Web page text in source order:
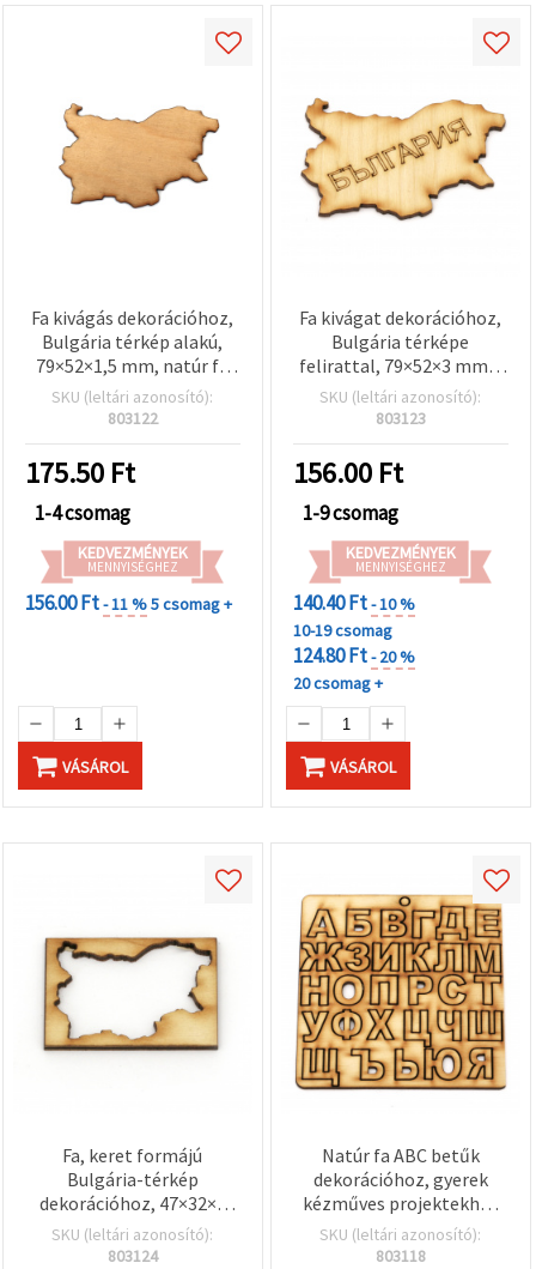
Fa kivágás dekorációhoz,
Bulgária térkép alakú,
79×52×1,5 mm, natúr fa
színű – 2 db
SKU (leltári azonosító):
803122
175.50 Ft
1-4 csomag
KEDVEZMÉNYEK
MENNYISÉGHEZ
156.00 Ft- 11 %5 csomag +
VÁSÁROL
Fa kivágat dekorációhoz,
Bulgária térképe
felirattal, 79×52×3 mm –
2 db
SKU (leltári azonosító):
803123
156.00 Ft
1-9 csomag
KEDVEZMÉNYEK
MENNYISÉGHEZ
140.40 Ft- 10 %
10-19 csomag
124.80 Ft- 20 %
20 csomag +
VÁSÁROL
Fa, keret formájú
Bulgária-térkép
dekorációhoz, 47×32×3
mm – 4 db
SKU (leltári azonosító):
803124
Natúr fa ABC betűk
dekorációhoz, gyerek
kézműves projektekhez
és papír-írószerhez,
25x15–23x3 mm
SKU (leltári azonosító):
803118